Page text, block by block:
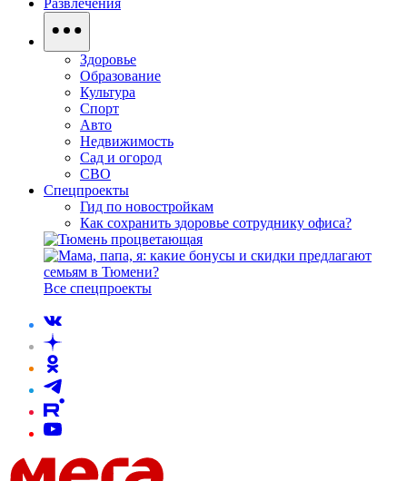
Развлечения
Здоровье
Образование
Культура
Спорт
Авто
Недвижимость
Сад и огород
СВО
Спецпроекты
Гид по новостройкам
Как сохранить здоровье сотруднику офиса?
Все спецпроекты